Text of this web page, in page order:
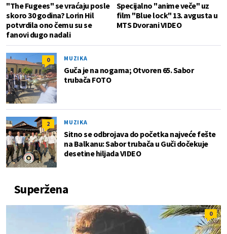
"The Fugees" se vraćaju posle
skoro 30 godina? Lorin Hil
potvrdila ono čemu su se
fanovi dugo nadali
Specijalno "anime veče" uz
film "Blue lock" 13. avgusta u
MTS Dvorani VIDEO
0 MUZIKA
Guča je na nogama; Otvoren 65. Sabor
trubača FOTO
2 MUZIKA
Sitno se odbrojava do početka najveće fešte
na Balkanu: Sabor trubača u Guči dočekuje
desetine hiljada VIDEO
Superžena
0